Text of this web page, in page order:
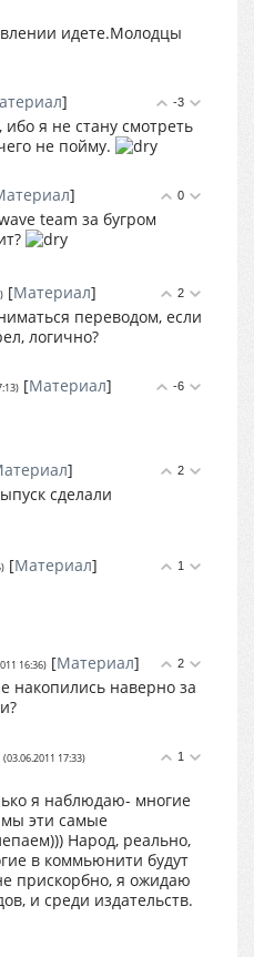
идете.Молодцы
-3
]
я не стану смотреть
не пойму.
0
]
team за бугром
2
[Материал]
переводом, если
логично?
-6
[Материал]
2
]
сделали
1
[Материал]
2
16:36) [Материал]
накопились наверно за
1
(03.06.2011 17:33)
я наблюдаю- многие
эти самые
Народ, реально,
в коммьюнити будут
прискорбно, я ожидаю
и среди издательств.